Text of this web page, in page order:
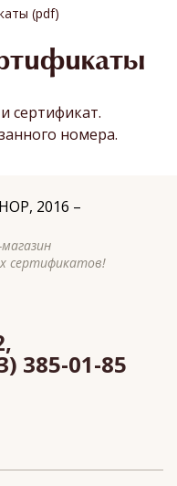
(pdf)
сертификат.
номера.
, 2016 –
сертификатов!
385-01-85